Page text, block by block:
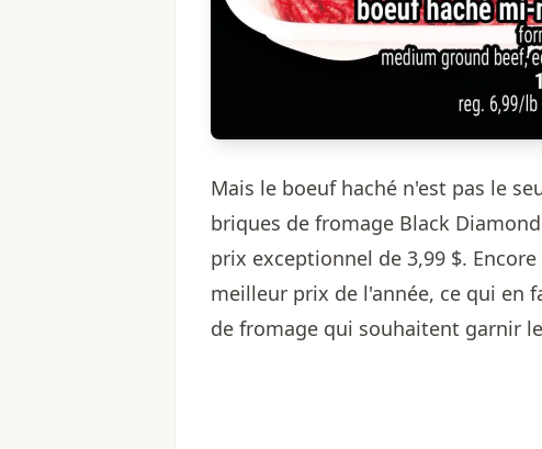
Mais le boeuf haché n'est pas le
briques de fromage Black
prix exceptionnel de 3,99 $.
meilleur prix de l'année, ce qui en
de fromage qui souhaitent garnir